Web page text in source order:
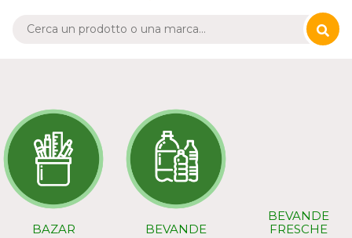
BAZAR BEVANDE
BEVANDE
FRESCHE